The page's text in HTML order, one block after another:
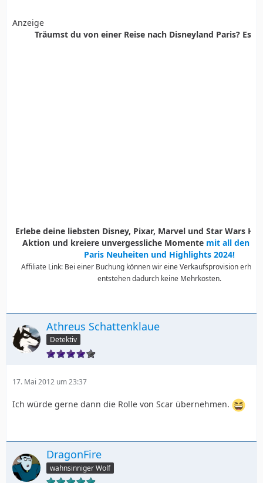
Anzeige
Träumst du von einer Reise nach Disneyland Paris? Es
Erlebe deine liebsten Disney, Pixar, Marvel und Star Wars
Aktion und kreiere unvergessliche Momente mit all den
Paris Neuheiten und Highlights 2024!
Affiliate Link: Bei einer Buchung können wir eine Verkaufsprovision
entstehen dadurch keine Mehrkosten.
Athreus Schattenklaue
Detektiv
17. Mai 2012 um 23:37
Ich würde gerne dann die Rolle von Scar übernehmen.
DragonFire
wahnsinniger Wolf